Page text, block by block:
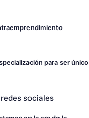
para ser único
sociales